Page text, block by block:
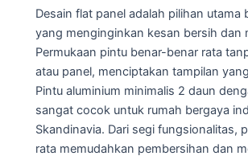
Desain flat panel adalah pilihan utama
yang menginginkan kesan bersih dan
Permukaan pintu benar-benar rata
atau panel, menciptakan tampilan
Pintu aluminium minimalis 2 daun
sangat cocok untuk rumah bergaya
Skandinavia. Dari segi fungsionalitas,
rata memudahkan pembersihan dan